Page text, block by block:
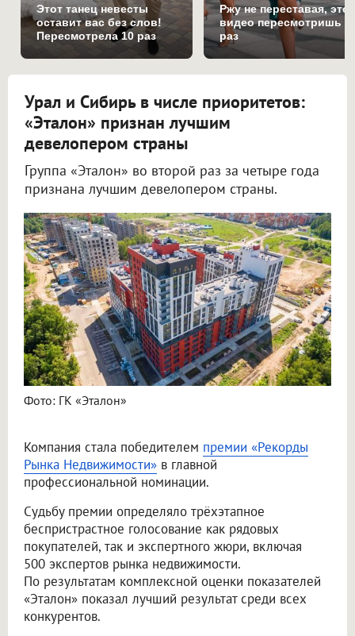
Этот танец невесты
оставит вас без слов!
Пересмотрела 10 раз
Ржу не переставая, это
видео пересмотришь
раз
Урал и Сибирь в числе приоритетов:
«Эталон» признан лучшим
девелопером страны
Группа «Эталон» во второй раз за четыре года
признана лучшим девелопером страны.
Фото: ГК «Эталон»
Компания стала победителем премии «Рекорды
Рынка Недвижимости» в главной
профессиональной номинации.
Судьбу премии определяло трёхэтапное
беспристрастное голосование как рядовых
покупателей, так и экспертного жюри, включая
500 экспертов рынка недвижимости.
По результатам комплексной оценки показателей
«Эталон» показал лучший результат среди всех
конкурентов.